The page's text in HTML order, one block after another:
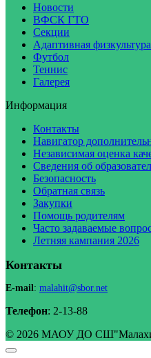
Новости
ВФСК ГТО
Секции
Адаптивная физкультура
Футбол
Теннис
Галерея
Информация
Контакты
Навигатор
Независимая оценка
Сведения об
Безопасность
Обратная связь
Закупки
Помощь родителям
Часто задаваемые
Летняя кампания 2026
Контакты
E-mail: malahit@sbor.net
Телефон: 2-13-88
© 2026 МАОУ ДО